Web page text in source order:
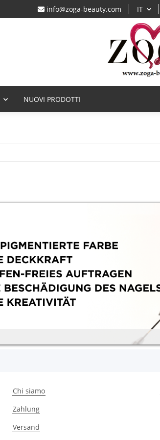
info@zoga-beauty.com IT
NUOVI PRODOTTI
Chi siamo
Zahlung
Versand